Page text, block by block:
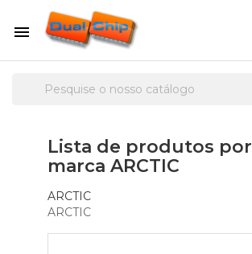

Lista de produtos por
marca ARCTIC
ARCTIC
ARCTIC